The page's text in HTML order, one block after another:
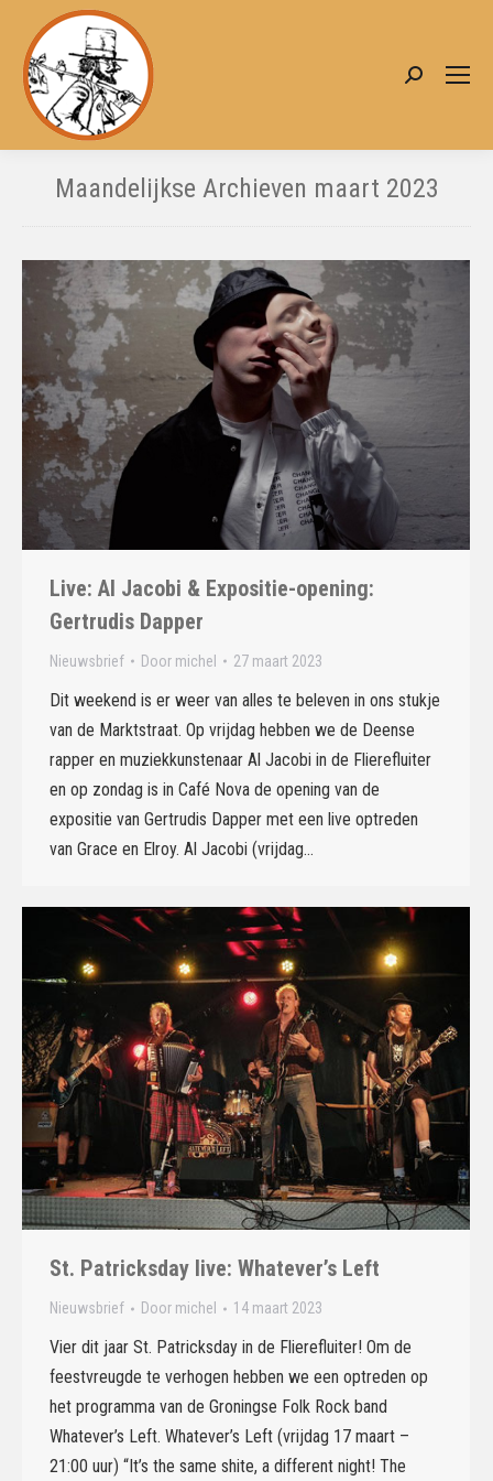
Zoeken:
Maandelijkse Archieven maart 2023
Live: Al Jacobi & Expositie-opening:
Gertrudis Dapper
Nieuwsbrief Door michel 27 maart 2023
Dit weekend is er weer van alles te beleven in ons stukje
van de Marktstraat. Op vrijdag hebben we de Deense
rapper en muziekkunstenaar Al Jacobi in de Flierefluiter
en op zondag is in Café Nova de opening van de
expositie van Gertrudis Dapper met een live optreden
van Grace en Elroy. Al Jacobi (vrijdag…
St. Patricksday live: Whatever’s Left
Nieuwsbrief Door michel 14 maart 2023
Vier dit jaar St. Patricksday in de Flierefluiter! Om de
feestvreugde te verhogen hebben we een optreden op
het programma van de Groningse Folk Rock band
Whatever’s Left. Whatever’s Left (vrijdag 17 maart –
21:00 uur) “It’s the same shite, a different night! The